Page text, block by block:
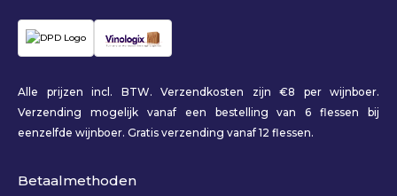
Alle prijzen incl. BTW. Verzendkosten zijn €8 per wijnboer.
Verzending mogelijk vanaf een bestelling van 6 flessen bij
eenzelfde wijnboer. Gratis verzending vanaf 12 flessen.
Betaalmethoden